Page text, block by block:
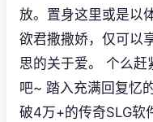
放。置身这里或是以
欲君撒撒娇，仅可以
思的关于爱。 个么赶
吧~ 踏入充满回复忆
破4万+的传奇SLG软